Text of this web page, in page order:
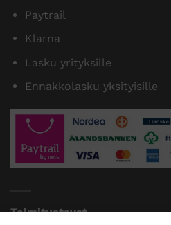
Paytrail
Klarna
Lasku yrityksille
Ennakkolasku yksityisille
Toimitustavat